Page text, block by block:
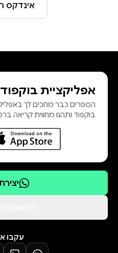
אינדקס
אפליקציית בוקפוד
הספרים כבר מחכים לך
בוקפוד ותהנו מחווית קריאה
עקבו